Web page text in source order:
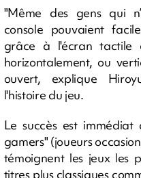
"Même des gens qui
console pouvaient
grâce à l'écran
horizontalement, ou
ouvert, explique
l'histoire du jeu.
Le succès est
gamers" (joueurs
témoignent les jeux les
titres plus classiques